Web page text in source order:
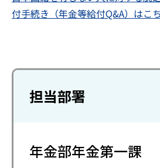
付手続き（年金等給付Q&A）はこ
担当部署
年金部年金第一課